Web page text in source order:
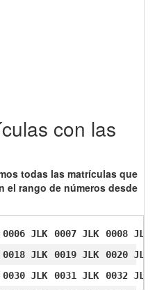
con las
todas las matrículas que
el rango de números desde
0006 JLK 0007 JLK
0008 JLK
0018 JLK 0019 JLK
0020 JLK
0030 JLK 0031 JLK
0032 JLK